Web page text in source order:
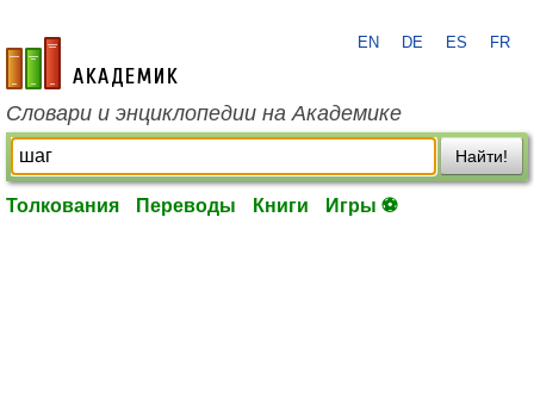
academic.ru
EN DE ES FR
Словари и энциклопедии на Академике
Найти!
Толкования Переводы Книги Игры ⚽